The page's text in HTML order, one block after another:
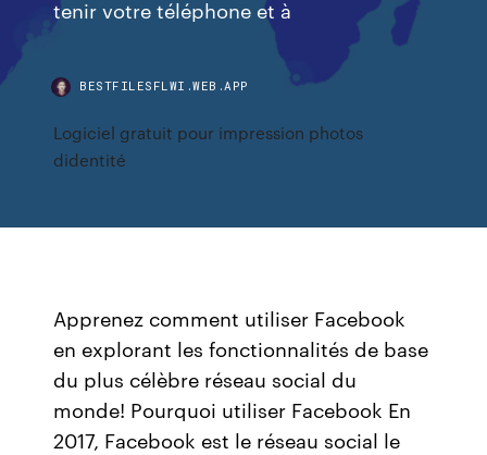
tenir votre téléphone et à
BESTFILESFLWI.WEB.APP
Logiciel gratuit pour impression photos
didentité
Apprenez comment utiliser Facebook
en explorant les fonctionnalités de base
du plus célèbre réseau social du
monde! Pourquoi utiliser Facebook En
2017, Facebook est le réseau social le